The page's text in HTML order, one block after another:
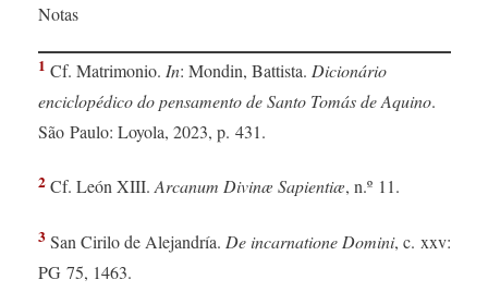
Notas
1 Cf. Matrimonio. In: Mondin, Battista. Dicionário
enciclopédico do pensamento de Santo Tomás de Aquino.
São Paulo: Loyola, 2023, p. 431.
2Cf. León XIII.Arcanum Divinæ Sapientiæ, n.º 11.
3San Cirilo de Alejandría. De incarnatione Domini, c. xxv:
PG 75, 1463.